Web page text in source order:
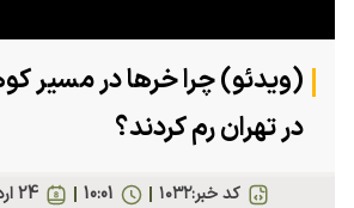
(ویدئو) چرا خرها در مسیر
در تهران رم کردند؟
کد خبر:۱۰۳۲ 24 ارديبهشت 1403 10:01